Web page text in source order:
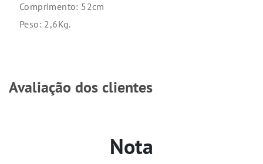
Comprimento: 52cm
Peso: 2,6Kg.
Avaliação dos clientes
Nota